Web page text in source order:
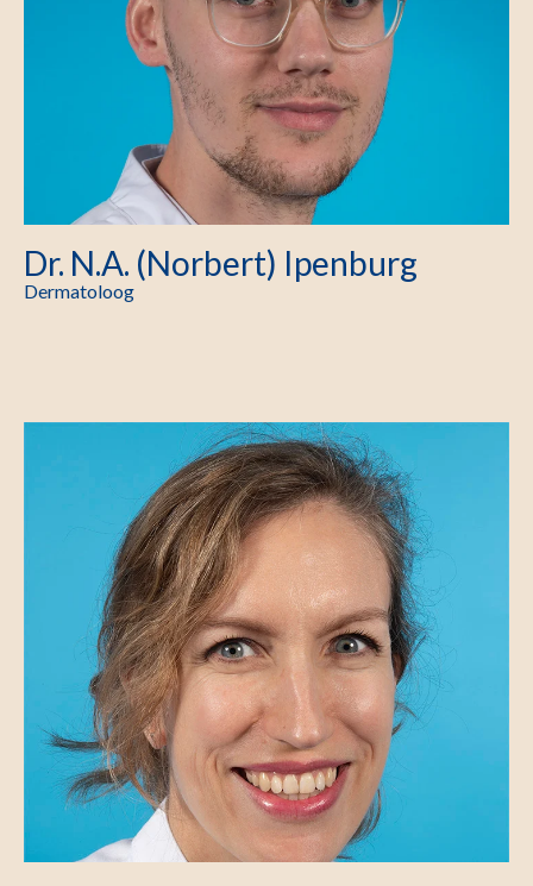
Dr. N.A. (Norbert) Ipenburg
Dermatoloog